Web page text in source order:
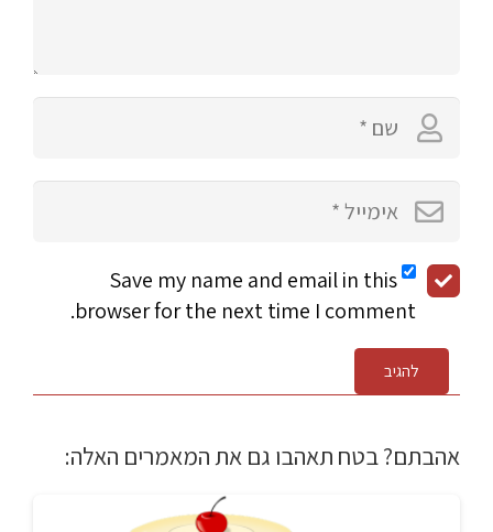
Save my name and email in this
browser for the next time I comment.
להגיב
אהבתם? בטח תאהבו גם את המאמרים האלה: